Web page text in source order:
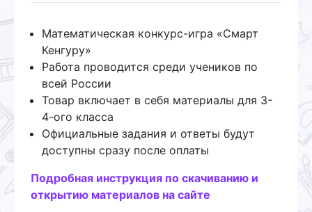
Математическая конкурс-игра «Смарт
Кенгуру»
Работа проводится среди учеников по
всей России
Товар включает в себя материалы для 3-
4-ого класса
Официальные задания и ответы будут
доступны сразу после оплаты
Подробная инструкция по скачиванию и
открытию материалов на сайте